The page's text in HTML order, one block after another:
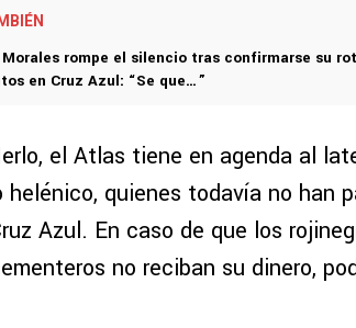
rompe el silencio tras confirmarse su
en Cruz Azul: “Se que…”
el Atlas tiene en agenda al
quienes todavía no han
Azul. En caso de que los
no reciban su dinero,